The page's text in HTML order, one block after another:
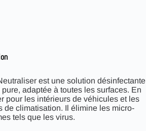
est une solution désinfectante
adaptée à toutes les surfaces. En
pour les intérieurs de véhicules et les
de climatisation. Il élimine les micro-
tels que les virus.